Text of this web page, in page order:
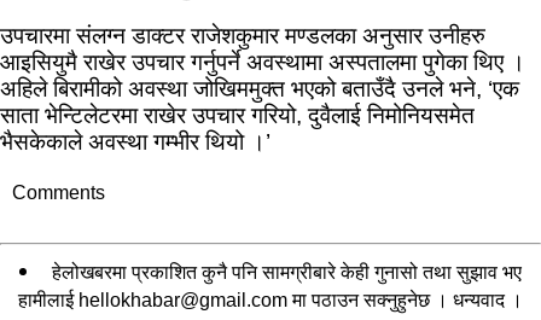
उपचारमा संलग्न डाक्टर राजेशकुमार मण्डलका अनुसार उनीहरु
आइसियुमै राखेर उपचार गर्नुपर्ने अवस्थामा अस्पतालमा पुगेका थिए ।
अहिले बिरामीको अवस्था जोखिममुक्त भएको बताउँदै उनले भने, ‘एक
साता भेन्टिलेटरमा राखेर उपचार गरियो, दुवैलाई निमोनियसमेत
भैसकेकाले अवस्था गम्भीर थियो ।’
Comments
हेलोखबरमा प्रकाशित कुनै पनि सामग्रीबारे केही गुनासो तथा सुझाव भए
हामीलाई hellokhabar@gmail.comमा पठाउन सक्नुहुनेछ । धन्यवाद ।